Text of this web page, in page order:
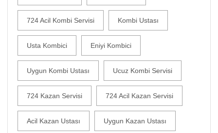
724 Acil Kombi Servisi Kombi Ustası
Usta Kombici Eniyi Kombici
Uygun Kombi Ustası Ucuz Kombi Servisi
724 Kazan Servisi 724 Acil Kazan Servisi
Acil Kazan Ustası Uygun Kazan Ustası